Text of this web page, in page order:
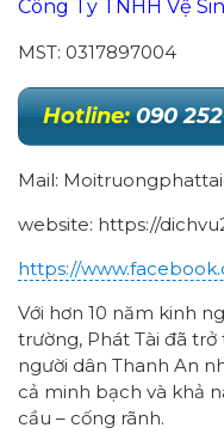
Công Ty TNHH Vệ
MST: 0317897004
Hotline: 090
Mail:
website: https://
https://
Với hơn 10 năm kinh
trường, Phát Tài đã
người dân Thanh An
cả minh bạch và khả
cầu – cống rãnh.